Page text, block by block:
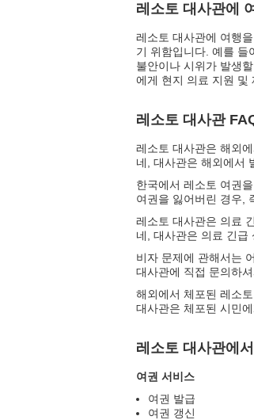
레소토 대사관에
레소토 대사관에 여행
기 위함입니다. 예를 들
불안이나 시위가 발생
에게 현지 의료 지원 및
레소토 대사관
레소토 대사관은 해외
네, 대사관은 해외에서
한국에서 레소토 여권
여권을 잃어버린 경우,
레소토 대사관은 의료
네, 대사관은 의료 긴급
비자 문제에 관해서는
대사관에 직접 문의하
해외에서 체포된 레소
대사관은 체포된 시민
레소토 대사관에
여권 서비스
여권 발급
여권 갱신